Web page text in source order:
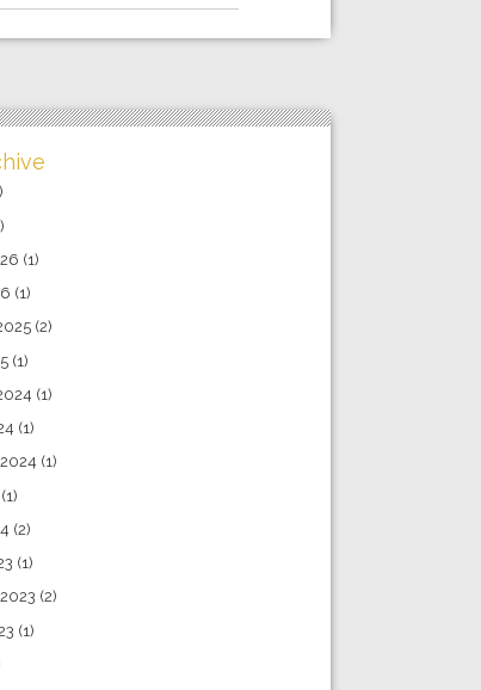
(1)
(1)
(2)
(1)
(1)
(1)
(1)
(1)
(2)
(1)
(2)
(1)